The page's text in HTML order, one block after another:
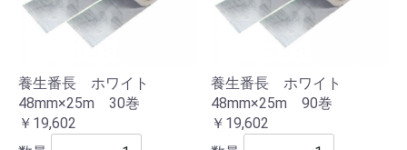
養生番長 ホワイト
48mm×25m 30巻
￥19,602
養生番長 ホワイト
48mm×25m 90巻
￥19,602